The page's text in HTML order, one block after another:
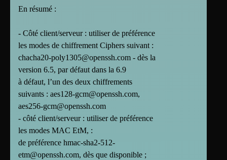
En résumé :
- Côté client/serveur : utiliser de préférence
les modes de chiffrement Ciphers suivant :
chacha20-poly1305@openssh.com - dès la
version 6.5, par défaut dans la 6.9
à défaut, l’un des deux chiffrements
suivants : aes128-gcm@openssh.com,
aes256-gcm@openssh.com
- côté client/serveur : utiliser de préférence
les modes MAC EtM, :
de préférence hmac-sha2-512-
etm@openssh.com, dès que disponible ;